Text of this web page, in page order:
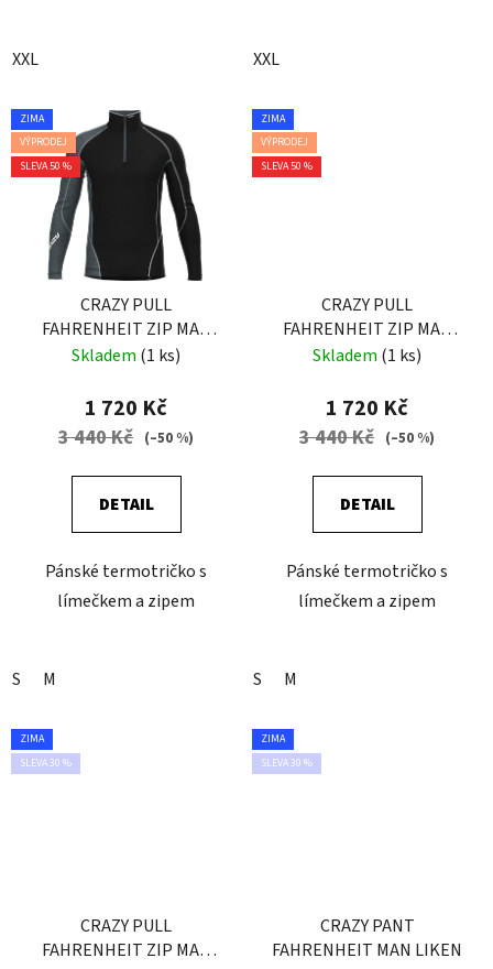
XXL XXL
ZIMA
VÝPRODEJ
SLEVA 50 %
CRAZY PULL
FAHRENHEIT ZIP MAN
BLACK
Skladem (1 ks)
1 720 Kč
3 440 Kč (–50 %)
DETAIL
Pánské termotričko s
límečkem a zipem
S M
ZIMA
VÝPRODEJ
SLEVA 50 %
CRAZY PULL
FAHRENHEIT ZIP MAN
ENERGY
Skladem (1 ks)
1 720 Kč
3 440 Kč (–50 %)
DETAIL
Pánské termotričko s
límečkem a zipem
S M
ZIMA
SLEVA 30 %
CRAZY PULL
FAHRENHEIT ZIP MAN
ZIMA
SLEVA 30 %
CRAZY PANT
FAHRENHEIT MAN LIKEN